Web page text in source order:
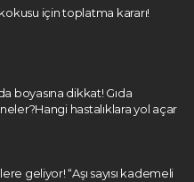
için toplatma kararı!
boyasına dikkat! Gıda
neler?Hangi hastalıklara yol açar
geliyor! “Aşı sayısı kademeli